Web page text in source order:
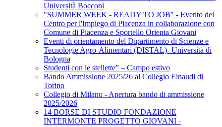
Università Bocconi
"SUMMER WEEK - READY TO JOB" - Evento del
Centro per l'Impiego di Piacenza in collaborazione con
Comune di Piacenza e Sportello Orienta Giovani
Eventi di orientamento del Dipartimento di Scienze e
Tecnologie Agro-Alimentari (DISTAL)- Università di
Bologna
Studenti con le stellette” – Campo estivo
Bando Ammissione 2025/26 al Collegio Einaudi di
Torino
Collegio di Milano - Apertura bando di ammissione
2025/2026
14 BORSE DI STUDIO FONDAZIONE
INTERMONTE PROGETTO GIOVANI -